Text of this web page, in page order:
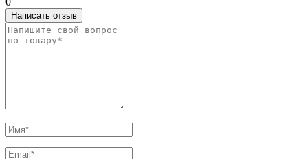
Написать отзыв